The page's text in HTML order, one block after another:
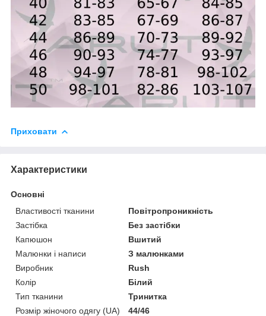
Приховати
Характеристики
Основні
Властивості тканини
Повітропроникність
Застібка
Без застібки
Капюшон
Вшитий
Малюнки і написи
З малюнками
Виробник
Rush
Колір
Білий
Тип тканини
Тринитка
Розмір жіночого одягу (UA)
44/46